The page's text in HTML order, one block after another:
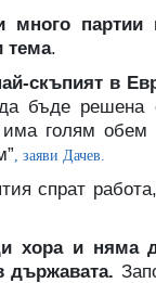
много
тема.
скъпият в
бъде решена
голям обем
, заяви Дачев.
спрат
хора и
държавата.